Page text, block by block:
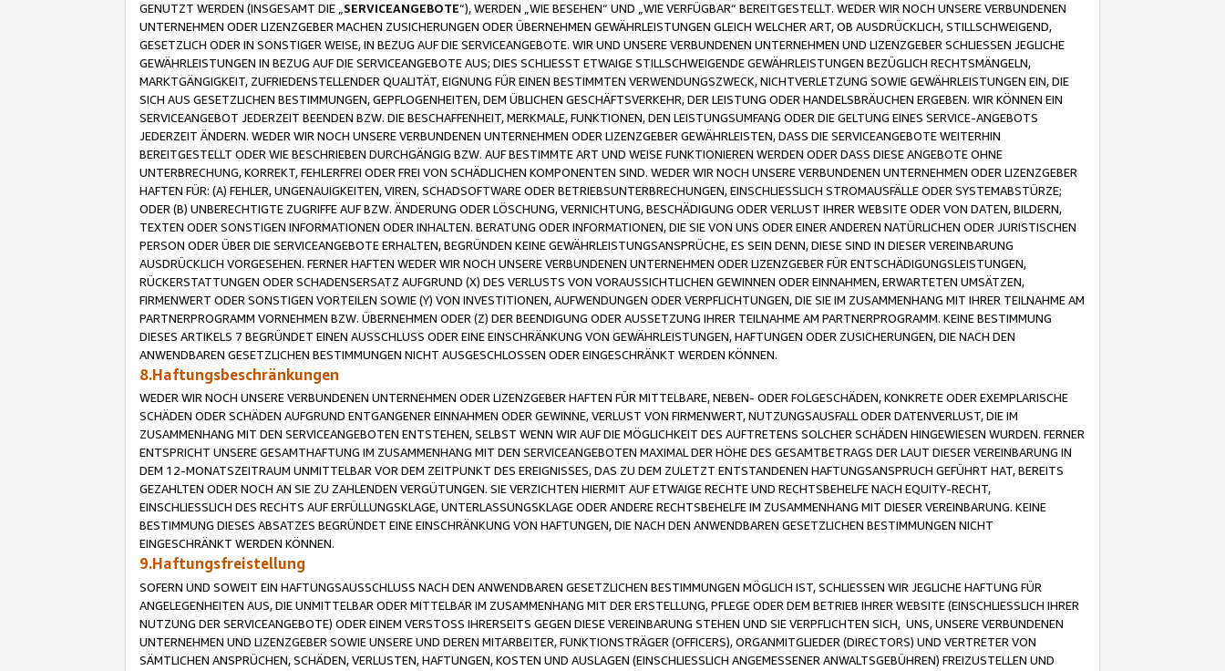
GENUTZT WERDEN (INSGESAMT DIE „ SERVICEANGEBOTE“), WERDEN „WIE BESEHEN“ UND „WIE VERFÜGBAR“ BEREITGESTELLT. WEDER WIR NOCH UNSERE VERBUNDENEN
UNTERNEHMEN ODER LIZENZGEBER MACHEN ZUSICHERUNGEN ODER ÜBERNEHMEN GEWÄHRLEISTUNGEN GLEICH WELCHER ART, OB AUSDRÜCKLICH, STILLSCHWEIGEND,
GESETZLICH ODER IN SONSTIGER WEISE, IN BEZUG AUF DIE SERVICEANGEBOTE. WIR UND UNSERE VERBUNDENEN UNTERNEHMEN UND LIZENZGEBER SCHLIESSEN JEGLICHE
GEWÄHRLEISTUNGEN IN BEZUG AUF DIE SERVICEANGEBOTE AUS; DIES SCHLIESST ETWAIGE STILLSCHWEIGENDE GEWÄHRLEISTUNGEN BEZÜGLICH RECHTSMÄNGELN,
MARKTGÄNGIGKEIT, ZUFRIEDENSTELLENDER QUALITÄT, EIGNUNG FÜR EINEN BESTIMMTEN VERWENDUNGSZWECK, NICHTVERLETZUNG SOWIE GEWÄHRLEISTUNGEN EIN, DIE
SICH AUS GESETZLICHEN BESTIMMUNGEN, GEPFLOGENHEITEN, DEM ÜBLICHEN GESCHÄFTSVERKEHR, DER LEISTUNG ODER HANDELSBRÄUCHEN ERGEBEN. WIR KÖNNEN EIN
SERVICEANGEBOT JEDERZEIT BEENDEN BZW. DIE BESCHAFFENHEIT, MERKMALE, FUNKTIONEN, DEN LEISTUNGSUMFANG ODER DIE GELTUNG EINES SERVICE-ANGEBOTS
JEDERZEIT ÄNDERN. WEDER WIR NOCH UNSERE VERBUNDENEN UNTERNEHMEN ODER LIZENZGEBER GEWÄHRLEISTEN, DASS DIE SERVICEANGEBOTE WEITERHIN
BEREITGESTELLT ODER WIE BESCHRIEBEN DURCHGÄNGIG BZW. AUF BESTIMMTE ART UND WEISE FUNKTIONIEREN WERDEN ODER DASS DIESE ANGEBOTE OHNE
UNTERBRECHUNG, KORREKT, FEHLERFREI ODER FREI VON SCHÄDLICHEN KOMPONENTEN SIND. WEDER WIR NOCH UNSERE VERBUNDENEN UNTERNEHMEN ODER LIZENZGEBER
HAFTEN FÜR: (A) FEHLER, UNGENAUIGKEITEN, VIREN, SCHADSOFTWARE ODER BETRIEBSUNTERBRECHUNGEN, EINSCHLIESSLICH STROMAUSFÄLLE ODER SYSTEMABSTÜRZE;
ODER (B) UNBERECHTIGTE ZUGRIFFE AUF BZW. ÄNDERUNG ODER LÖSCHUNG, VERNICHTUNG, BESCHÄDIGUNG ODER VERLUST IHRER WEBSITE ODER VON DATEN, BILDERN,
TEXTEN ODER SONSTIGEN INFORMATIONEN ODER INHALTEN. BERATUNG ODER INFORMATIONEN, DIE SIE VON UNS ODER EINER ANDEREN NATÜRLICHEN ODER JURISTISCHEN
PERSON ODER ÜBER DIE SERVICEANGEBOTE ERHALTEN, BEGRÜNDEN KEINE GEWÄHRLEISTUNGSANSPRÜCHE, ES SEIN DENN, DIESE SIND IN DIESER VEREINBARUNG
AUSDRÜCKLICH VORGESEHEN. FERNER HAFTEN WEDER WIR NOCH UNSERE VERBUNDENEN UNTERNEHMEN ODER LIZENZGEBER FÜR ENTSCHÄDIGUNGSLEISTUNGEN,
RÜCKERSTATTUNGEN ODER SCHADENSERSATZ AUFGRUND (X) DES VERLUSTS VON VORAUSSICHTLICHEN GEWINNEN ODER EINNAHMEN, ERWARTETEN UMSÄTZEN,
FIRMENWERT ODER SONSTIGEN VORTEILEN SOWIE (Y) VON INVESTITIONEN, AUFWENDUNGEN ODER VERPFLICHTUNGEN, DIE SIE IM ZUSAMMENHANG MIT IHRER TEILNAHME AM
PARTNERPROGRAMM VORNEHMEN BZW. ÜBERNEHMEN ODER (Z) DER BEENDIGUNG ODER AUSSETZUNG IHRER TEILNAHME AM PARTNERPROGRAMM. KEINE BESTIMMUNG
DIESES ARTIKELS 7 BEGRÜNDET EINEN AUSSCHLUSS ODER EINE EINSCHRÄNKUNG VON GEWÄHRLEISTUNGEN, HAFTUNGEN ODER ZUSICHERUNGEN, DIE NACH DEN
ANWENDBAREN GESETZLICHEN BESTIMMUNGEN NICHT AUSGESCHLOSSEN ODER EINGESCHRÄNKT WERDEN KÖNNEN.
8.Haftungsbeschränkungen
WEDER WIR NOCH UNSERE VERBUNDENEN UNTERNEHMEN ODER LIZENZGEBER HAFTEN FÜR MITTELBARE, NEBEN- ODER FOLGESCHÄDEN, KONKRETE ODER EXEMPLARISCHE
SCHÄDEN ODER SCHÄDEN AUFGRUND ENTGANGENER EINNAHMEN ODER GEWINNE, VERLUST VON FIRMENWERT, NUTZUNGSAUSFALL ODER DATENVERLUST, DIE IM
ZUSAMMENHANG MIT DEN SERVICEANGEBOTEN ENTSTEHEN, SELBST WENN WIR AUF DIE MÖGLICHKEIT DES AUFTRETENS SOLCHER SCHÄDEN HINGEWIESEN WURDEN. FERNER
ENTSPRICHT UNSERE GESAMTHAFTUNG IM ZUSAMMENHANG MIT DEN SERVICEANGEBOTEN MAXIMAL DER HÖHE DES GESAMTBETRAGS DER LAUT DIESER VEREINBARUNG IN
DEM 12-MONATSZEITRAUM UNMITTELBAR VOR DEM ZEITPUNKT DES EREIGNISSES, DAS ZU DEM ZULETZT ENTSTANDENEN HAFTUNGSANSPRUCH GEFÜHRT HAT, BEREITS
GEZAHLTEN ODER NOCH AN SIE ZU ZAHLENDEN VERGÜTUNGEN. SIE VERZICHTEN HIERMIT AUF ETWAIGE RECHTE UND RECHTSBEHELFE NACH EQUITY-RECHT,
EINSCHLIESSLICH DES RECHTS AUF ERFÜLLUNGSKLAGE, UNTERLASSUNGSKLAGE ODER ANDERE RECHTSBEHELFE IM ZUSAMMENHANG MIT DIESER VEREINBARUNG. KEINE
BESTIMMUNG DIESES ABSATZES BEGRÜNDET EINE EINSCHRÄNKUNG VON HAFTUNGEN, DIE NACH DEN ANWENDBAREN GESETZLICHEN BESTIMMUNGEN NICHT
EINGESCHRÄNKT WERDEN KÖNNEN.
9.Haftungsfreistellung
SOFERN UND SOWEIT EIN HAFTUNGSAUSSCHLUSS NACH DEN ANWENDBAREN GESETZLICHEN BESTIMMUNGEN MÖGLICH IST, SCHLIESSEN WIR JEGLICHE HAFTUNG FÜR
ANGELEGENHEITEN AUS, DIE UNMITTELBAR ODER MITTELBAR IM ZUSAMMENHANG MIT DER ERSTELLUNG, PFLEGE ODER DEM BETRIEB IHRER WEBSITE (EINSCHLIESSLICH IHRER
NUTZUNG DER SERVICEANGEBOTE) ODER EINEM VERSTOSS IHRERSEITS GEGEN DIESE VEREINBARUNG STEHEN UND SIE VERPFLICHTEN SICH, UNS, UNSERE VERBUNDENEN
UNTERNEHMEN UND LIZENZGEBER SOWIE UNSERE UND DEREN MITARBEITER, FUNKTIONSTRÄGER (OFFICERS), ORGANMITGLIEDER (DIRECTORS) UND VERTRETER VON
SÄMTLICHEN ANSPRÜCHEN, SCHÄDEN, VERLUSTEN, HAFTUNGEN, KOSTEN UND AUSLAGEN (EINSCHLIESSLICH ANGEMESSENER ANWALTSGEBÜHREN) FREIZUSTELLEN UND